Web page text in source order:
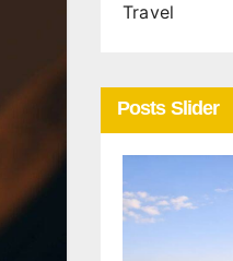
Travel
Posts Slider